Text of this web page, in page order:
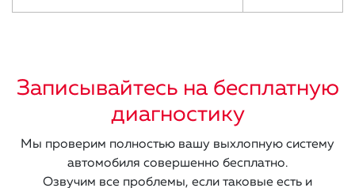
Записывайтесь на бесплатную
диагностику
Мы проверим полностью вашу выхлопную систему
автомобиля совершенно бесплатно.
Озвучим все проблемы, если таковые есть и